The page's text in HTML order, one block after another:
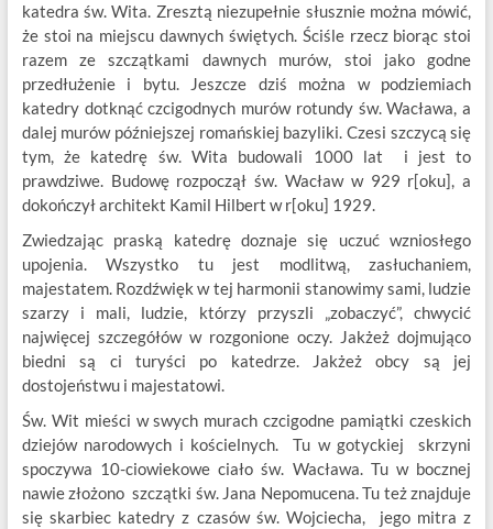
katedra św. Wita. Zresztą niezupełnie słusznie można mówić,
że stoi na miejscu dawnych świętych. Ściśle rzecz biorąc stoi
razem ze szczątkami dawnych murów, stoi jako godne
przedłużenie i bytu. Jeszcze dziś można w podziemiach
katedry dotknąć czcigodnych murów rotundy św. Wacława, a
dalej murów późniejszej romańskiej bazyliki. Czesi szczycą się
tym, że katedrę św. Wita budowali 1000 lat i jest to
prawdziwe. Budowę rozpoczął św. Wacław w 929 r[oku], a
dokończył architekt Kamil Hilbert w r[oku] 1929.
Zwiedzając praską katedrę doznaje się uczuć wzniosłego
upojenia. Wszystko tu jest modlitwą, zasłuchaniem,
majestatem. Rozdźwięk w tej harmonii stanowimy sami, ludzie
szarzy i mali, ludzie, którzy przyszli „zobaczyć”, chwycić
najwięcej szczegółów w rozgonione oczy. Jakżeż dojmująco
biedni są ci turyści po katedrze. Jakżeż obcy są jej
dostojeństwu i majestatowi.
Św. Wit mieści w swych murach czcigodne pamiątki czeskich
dziejów narodowych i kościelnych. Tu w gotyckiej skrzyni
spoczywa 10-ciowiekowe ciało św. Wacława. Tu w bocznej
nawie złożono szczątki św. Jana Nepomucena. Tu też znajduje
się skarbiec katedry z czasów św. Wojciecha, jego mitra z